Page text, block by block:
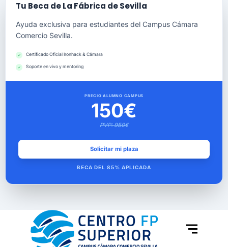
Tu Beca de La Fábrica de Sevilla
Ayuda exclusiva para estudiantes del Campus Cámara
Comercio Sevilla.
Certificado Oficial Ironhack & Cámara
Soporte en vivo y mentoring
PRECIO ALUMNO CAMPUS
150€
PVP: 950€
Solicitar mi plaza
BECA DEL 85% APLICADA